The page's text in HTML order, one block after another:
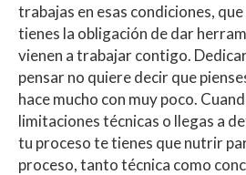
trabajas en esas condiciones,
tienes la obligación de dar
vienen a trabajar contigo.
pensar no quiere decir que
hace mucho con muy poco.
limitaciones técnicas o llegas a
tu proceso te tienes que nutrir
proceso, tanto técnica como